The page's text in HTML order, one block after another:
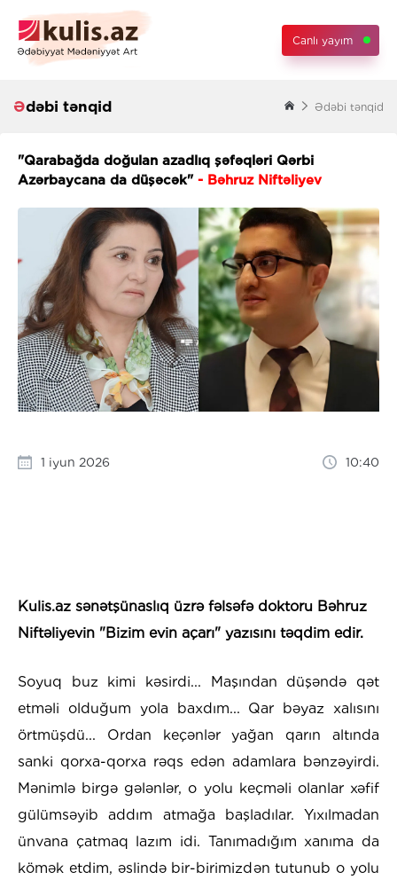
Canlı yayım
Ədəbi tənqid Ədəbi tənqid
"Qarabağda doğulan azadlıq şəfəqləri Qərbi
Azərbaycana da düşəcək" - Bəhruz Niftəliyev
1 iyun 2026 10:40
Kulis.az sənətşünaslıq üzrə fəlsəfə doktoru Bəhruz
Niftəliyevin "Bizim evin açarı" yazısını təqdim edir.
Soyuq buz kimi kəsirdi... Maşından düşəndə qət
etməli olduğum yola baxdım... Qar bəyaz xalısını
örtmüşdü... Ordan keçənlər yağan qarın altında
sanki qorxa-qorxa rəqs edən adamlara bənzəyirdi.
Mənimlə birgə gələnlər, o yolu keçməli olanlar xəfif
gülümsəyib addım atmağa başladılar. Yıxılmadan
ünvana çatmaq lazım idi. Tanımadığım xanıma da
kömək etdim, əslində bir-birimizdən tutunub o yolu